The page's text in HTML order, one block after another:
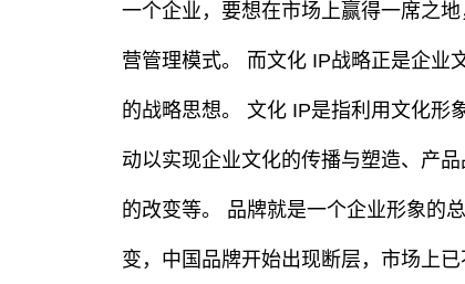
一个企业，要想在市场上赢得一席之
营管理模式。 而文化 IP战略正是企业
的战略思想。 文化 IP是指利用文化形
动以实现企业文化的传播与塑造、产
的改变等。 品牌就是一个企业形象的
变，中国品牌开始出现断层，市场上